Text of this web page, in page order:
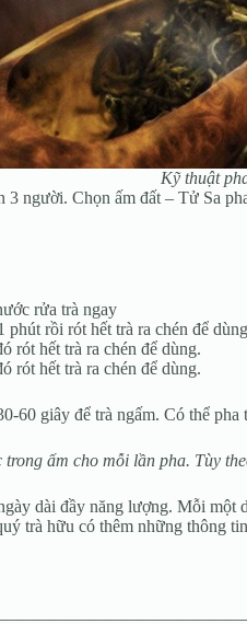
Kỹ thuật
người. Chọn ấm đất – Tử Sa
rửa trà ngay
rồi rót hết trà ra chén để
rót hết trà ra chén để dùng.
rót hết trà ra chén để dùng.
60 giây để trà ngấm. Có thể
ấm cho mỗi lần pha. Tùy
dài đầy năng lượng. Mỗi
trà hữu có thêm những thông